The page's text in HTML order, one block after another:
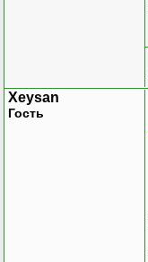
Xeysan
Гость